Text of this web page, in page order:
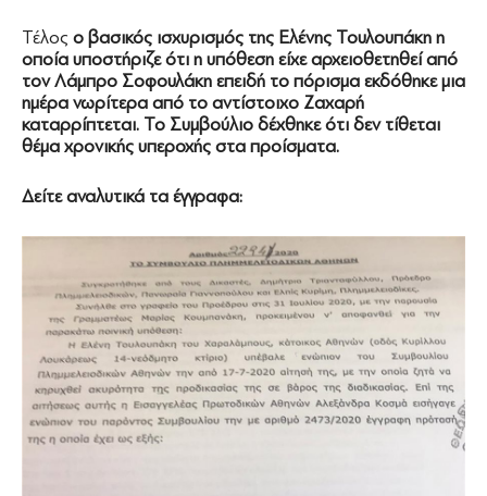
Τέλος ο βασικός ισχυρισμός της Ελένης Τουλουπάκη η
οποία υποστήριζε ότι η υπόθεση είχε αρχειοθετηθεί από
τον Λάμπρο Σοφουλάκη επειδή το πόρισμα εκδόθηκε μια
ημέρα νωρίτερα από το αντίστοιχο Ζαχαρή
καταρρίπτεται. Το Συμβούλιο δέχθηκε ότι δεν τίθεται
θέμα χρονικής υπεροχής στα προίσματα.
Δείτε αναλυτικά τα έγγραφα: